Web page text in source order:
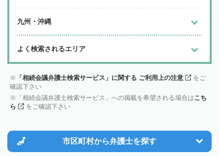
九州・沖縄
よく検索されるエリア
「相続会議弁護士検索サービス」に関する ご利用上の注意
をご
確認下さい
「相続会議弁護士検索サービス」への掲載を希望される場合はこち
ら
をご確認下さい
市区町村から弁護士を探す